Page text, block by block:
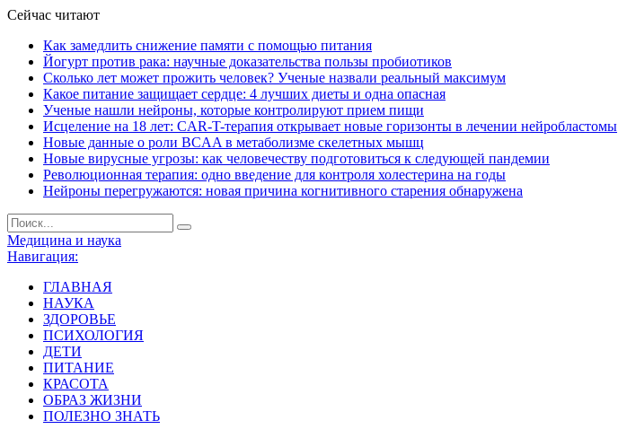
Сейчас читают
Как замедлить снижение памяти с помощью питания
Йогурт против рака: научные доказательства пользы пробиотиков
Сколько лет может прожить человек? Ученые назвали реальный максимум
Какое питание защищает сердце: 4 лучших диеты и одна опасная
Ученые нашли нейроны, которые контролируют прием пищи
Исцеление на 18 лет: CAR-T-терапия открывает новые горизонты в лечении нейробластомы
Новые данные о роли BCAA в метаболизме скелетных мышц
Новые вирусные угрозы: как человечеству подготовиться к следующей пандемии
Революционная терапия: одно введение для контроля холестерина на годы
Нейроны перегружаются: новая причина когнитивного старения обнаружена
Медицина и наука
Навигация:
ГЛАВНАЯ
НАУКА
ЗДОРОВЬЕ
ПСИХОЛОГИЯ
ДЕТИ
ПИТАНИЕ
КРАСОТА
ОБРАЗ ЖИЗНИ
ПОЛЕЗНО ЗНАТЬ